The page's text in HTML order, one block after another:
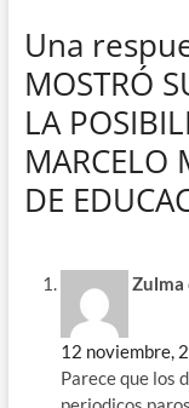
de la lista celeste de
que inevitablemente
perdía la autonomía
Una
MOSTRÓ
LA
MARCELO
DE
Zulma
12 noviembre,
Parece que los